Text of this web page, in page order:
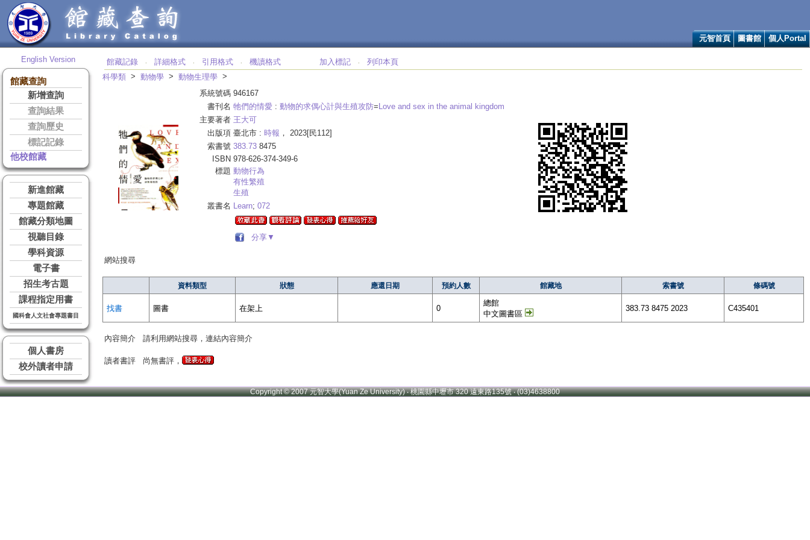
元智首頁 圖書館 個人Portal
English Version
館藏查詢
新增查詢
查詢結果
查詢歷史
標記記錄
他校館藏
新進館藏
專題館藏
館藏分類地圖
視聽目錄
學科資源
電子書
招生考古題
課程指定用書
國科會人文社會專題書目
個人書房
校外讀者申請
館藏記錄 ‧ 詳細格式 ‧ 引用格式 ‧ 機讀格式 加入標記 ‧
列印本頁
科學類 > 動物學 > 動物生理學 >
系統號碼 946167
書刊名 牠們的情愛 : 動物的求偶心計與生殖攻防= Love and sex in the animal kingdom
主要著者 王大可
出版項 臺北市 : 時報 ， 2023[民112]
索書號 383.73 8475
ISBN 978-626-374-349-6
標題 動物行為
有性繁殖
生殖
叢書名 Learn; 072
分享▼
網站搜尋
資料類型 狀態 應還日期 預約人數 館藏地 索書號 條碼號
找書 圖書 在架上 0
總館
中文圖書區
383.73 8475 2023 C435401
內容簡介 請利用網站搜尋，連結內容簡介
讀者書評 尚無書評，
Copyright © 2007 元智大學(Yuan Ze University) ‧ 桃園縣中壢市 320 遠東路135號 ‧ (03)4638800